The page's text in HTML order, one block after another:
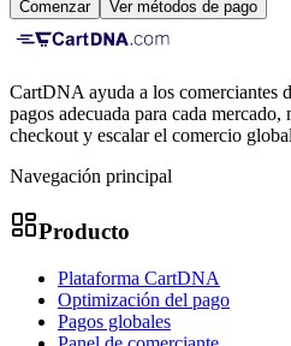
Comenzar Ver métodos de pago
CartDNA ayuda a los comerciantes
pagos adecuada para cada
checkout y escalar el comercio
Navegación principal
Producto
Plataforma CartDNA
Optimización del pago
Pagos globales